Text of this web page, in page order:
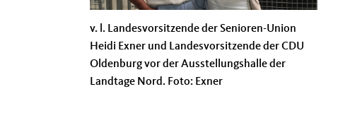
v. l. Landesvorsitzende der Senioren-Union
Heidi Exner und Landesvorsitzende der CDU
Oldenburg vor der Ausstellungshalle der
Landtage Nord. Foto: Exner